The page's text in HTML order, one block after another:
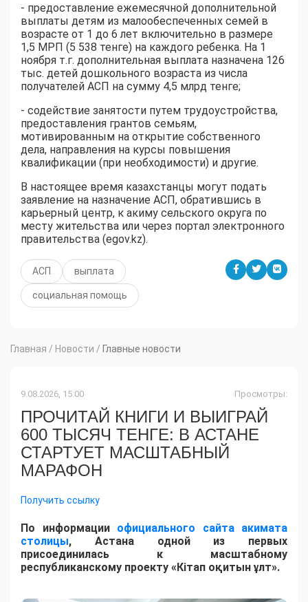
- предоставление ежемесячной дополнительной
выплаты детям из малообеспеченных семей в
возрасте от 1 до 6 лет включительно в размере
1,5 МРП (5 538 тенге) на каждого ребенка. На 1
ноября т.г. дополнительная выплата назначена 126
тыс. детей дошкольного возраста из числа
получателей АСП на сумму 4,5 млрд тенге;
- содействие занятости путем трудоустройства,
предоставления грантов семьям,
мотивированным на открытие собственного
дела, направления на курсы повышения
квалификации (при необходимости) и другие.
В настоящее время казахстанцы могут подать
заявление на назначение АСП, обратившись в
карьерный центр, к акиму сельского округа по
месту жительства или через портал электронного
правительства (egov.kz).
АСП выплата
социальная помощь
Главная / Новости / Главные новости
9.08.2026, 15:00 Просмотры:
ПРОЧИТАЙ КНИГИ И ВЫИГРАЙ
600 ТЫСЯЧ ТЕНГЕ: В АСТАНЕ
СТАРТУЕТ МАСШТАБНЫЙ
МАРАФОН
Получить ссылку
По информации официального сайта акимата
столицы, Астана одной из первых
присоединилась к масштабному
республиканскому проекту «Кітап оқитын ұлт».